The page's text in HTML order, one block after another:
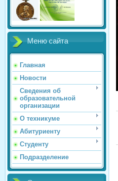
Меню сайта
Главная
Новости
Сведения об
образовательной
организации
О техникуме
Абитуриенту
Студенту
Подразделение